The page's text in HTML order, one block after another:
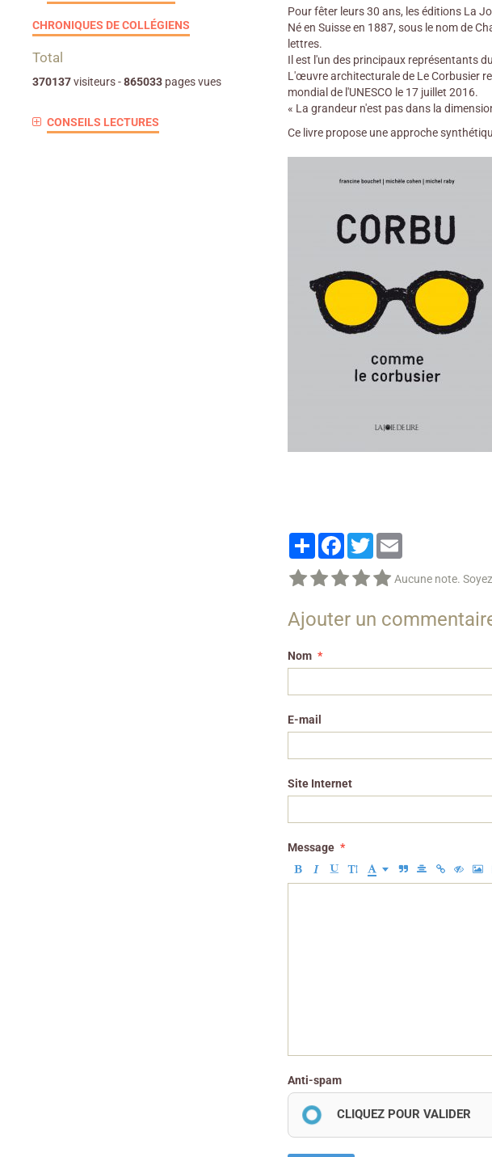
Pour fêter leurs 30 ans, les éditions La
Né en Suisse en 1887, sous le nom de
lettres.
Il est l'un des principaux représentants
L'œuvre architecturale de Le Corbusier
mondial de l'UNESCO le 17 juillet 2016.
« La grandeur n'est pas dans la
Ce livre propose une approche
PartagerFacebook
Twitter
Aucune note.
Ajouter un
Nom
E-mail
Site Internet
Message
Anti-spam
CLIQUEZ POUR VALIDER
CHRONIQUES DE COLLÉGIENS
Total
370137visiteurs -865033 pages vues
CONSEILS LECTURES